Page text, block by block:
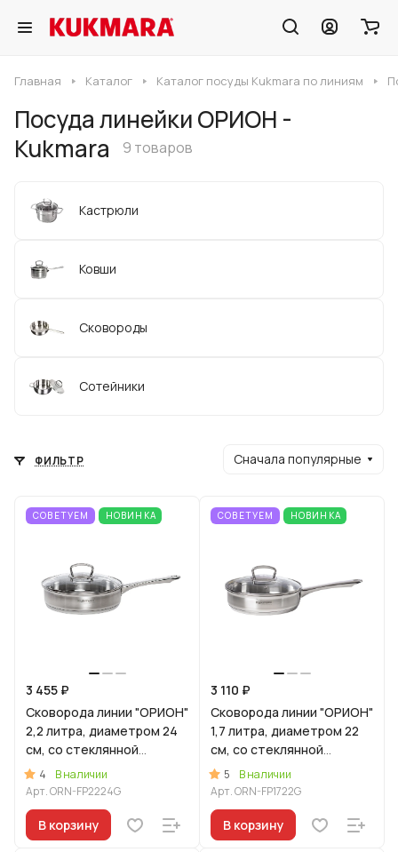
Главная Каталог Каталог посуды Kukmara по линиям
Посуда линейки ОРИОН -
Kukmara
9 товаров
Кастрюли
Ковши
Сковороды
Сотейники
ФИЛЬТР Сначала популярные
СОВЕТУЕМ НОВИНКА
3 455 ₽
Сковорода линии "ОРИОН"
2,2 литра, диаметром 24
см, со стеклянной
крышкой
4
В наличии
Арт.ORN-FP2224G
В корзину
СОВЕТУЕМ НОВИНКА
3 110 ₽
Сковорода линии "ОРИОН"
1,7 литра, диаметром 22
см, со стеклянной
крышкой
5
В наличии
Арт.ORN-FP1722G
В корзину